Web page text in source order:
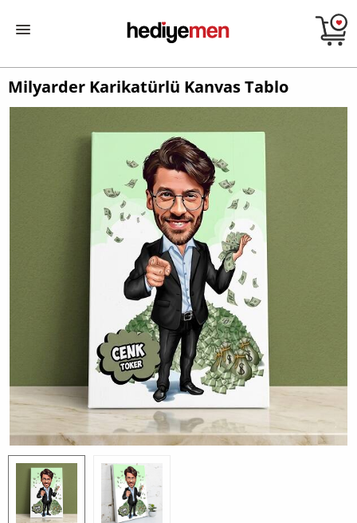
Milyarder Karikatürlü Kanvas Tablo